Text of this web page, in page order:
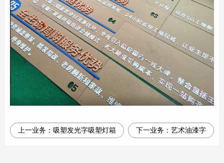
上一业务： 吸塑发光字吸塑灯箱 下一业务： 艺术油漆字